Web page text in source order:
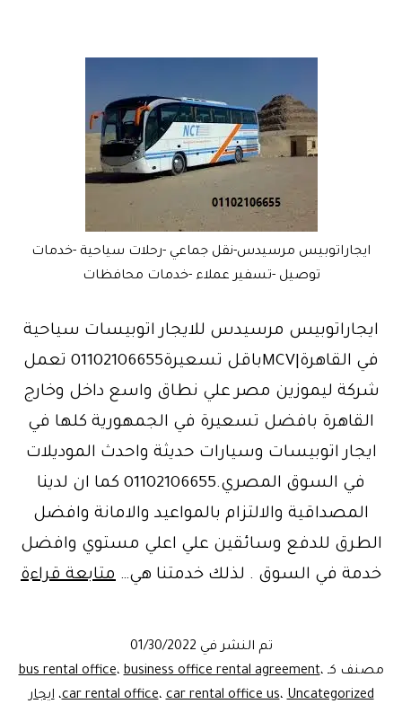
ايجاراتوبيس مرسيدس-نقل جماعي -رحلات سياحية -خدمات
توصيل -تسفير عملاء -خدمات محافظات
ايجاراتوبيس مرسيدس للايجار اتوبيسات سياحية
في القاهرة|MCVباقل تسعيرة01102106655 تعمل
شركة ليموزين مصر علي نطاق واسع داخل وخارج
القاهرة بافضل تسعيرة في الجمهورية كلها في
ايجار اتوبيسات وسيارات حديثة واحدث الموديلات
في السوق المصري.01102106655 كما ان لدينا
المصداقية والالتزام بالمواعيد والامانة وافضل
الطرق للدفع وسائقين علي اعلي مستوي وافضل
خدمة في السوق . لذلك خدمتنا هي… متابعة قراءة
تم النشر في 01/30/2022
مصنف كـ
bus rental office،business office rental agreement،
car rental office،car rental office us،Uncategorized ،ايجار